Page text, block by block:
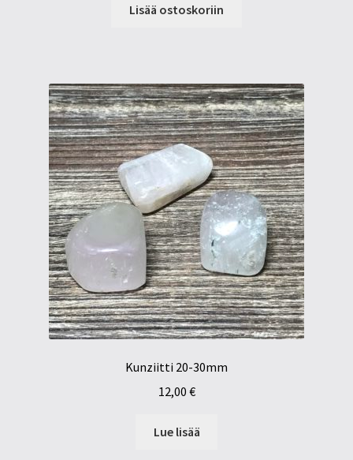
Lisää ostoskoriin
Kunziitti 20-30mm
12,00 €
Lue lisää